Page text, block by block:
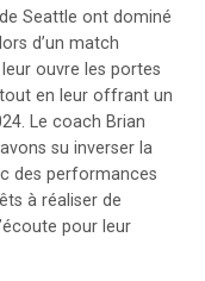
Seattle ont dominé
d’un match
ouvre les portes
en leur offrant un
Le coach Brian
su inverser la
des performances
à réaliser de
pour leur